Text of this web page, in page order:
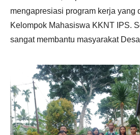
mengapresiasi program kerja yang
Kelompok Mahasiswa KKNT IPS.
sangat membantu masyarakat